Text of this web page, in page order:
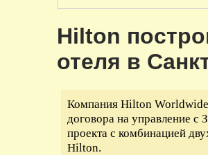
Hilton
отеля в
Компания Hilton
договора на управление
проекта с комбинацией
Hilton.